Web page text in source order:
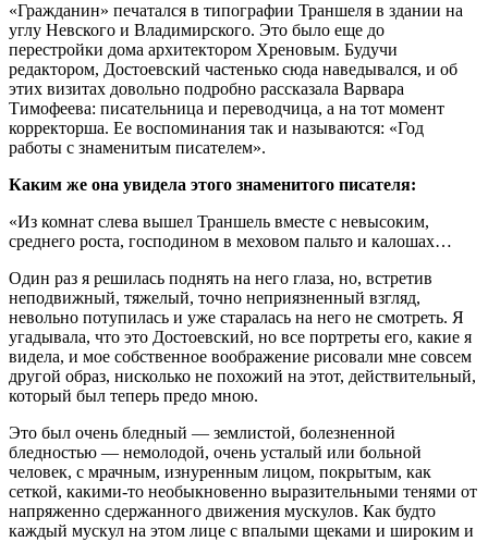
«Гражданин» печатался в типографии Траншеля в здании на
углу Невского и Владимирского. Это было еще до
перестройки дома архитектором Хреновым. Будучи
редактором, Достоевский частенько сюда наведывался, и об
этих визитах довольно подробно рассказала Варвара
Тимофеева: писательница и переводчица, а на тот момент
корректорша. Ее воспоминания так и называются: «Год
работы с знаменитым писателем».
Каким же она увидела этого знаменитого писателя:
«Из комнат слева вышел Траншель вместе с невысоким,
среднего роста, господином в меховом пальто и калошах…
Один раз я решилась поднять на него глаза, но, встретив
неподвижный, тяжелый, точно неприязненный взгляд,
невольно потупилась и уже старалась на него не смотреть. Я
угадывала, что это Достоевский, но все портреты его, какие я
видела, и мое собственное воображение рисовали мне совсем
другой образ, нисколько не похожий на этот, действительный,
который был теперь предо мною.
Это был очень бледный — землистой, болезненной
бледностью — немолодой, очень усталый или больной
человек, с мрачным, изнуренным лицом, покрытым, как
сеткой, какими-то необыкновенно выразительными тенями от
напряженно сдержанного движения мускулов. Как будто
каждый мускул на этом лице с впалыми щеками и широким и